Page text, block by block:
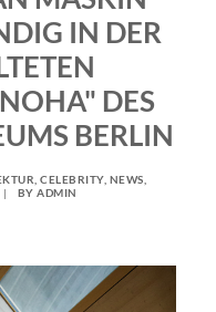
IN DER
DES
BERLIN
,CELEBRITY, NEWS
| BY ADMIN